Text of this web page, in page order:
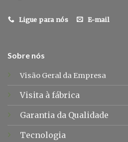
Ligue para nós E-mail
Sobre nós
Visão Geral da Empresa
Visita à fábrica
Garantia da Qualidade
Tecnologia